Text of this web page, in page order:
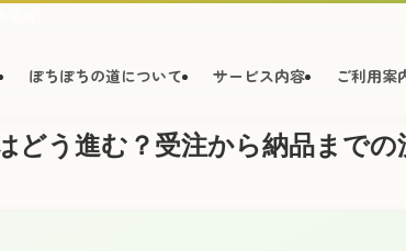
ぽちぽちの道について サービス内容 ご利用案
どう進む？受注から納品までの